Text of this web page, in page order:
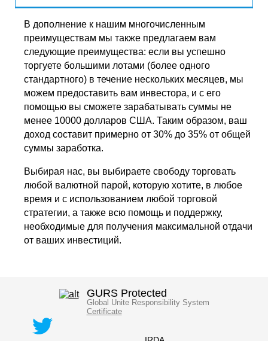
В дополнение к нашим многочисленным
преимуществам мы также предлагаем вам
следующие преимущества: если вы успешно
торгуете большими лотами (более одного
стандартного) в течение нескольких месяцев, мы
можем предоставить вам инвестора, и с его
помощью вы сможете зарабатывать суммы не
менее 10000 долларов США. Таким образом, ваш
доход составит примерно от 30% до 35% от общей
суммы заработка.
Выбирая нас, вы выбираете свободу торговать
любой валютной парой, которую хотите, в любое
время и с использованием любой торговой
стратегии, а также всю помощь и поддержку,
необходимые для получения максимальной отдачи
от ваших инвестиций.
GURS Protected
Global Unite Responsibility System
Certificate